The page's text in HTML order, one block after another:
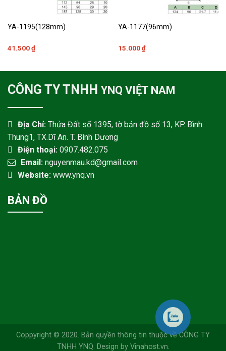
YA-1195(128mm)
41.500₫
YA-1177(96mm)
15.000₫
CÔNG TY TNHH YNQ VIỆT NAM
Địa Chỉ: Thửa Đất số 1395, tờ bản đồ số 13, KP. Bình
Thung1, TX.Dĩ An. T. Bình Dương
Điện thoại: 0907.482.075
Email: nguyenmau.kd@gmail.com
Website: www.ynq.vn
BẢN ĐỒ
Coppyright © 2020. Bản quyền thông tin thuộc về CÔNG TY
TNHH YNQ. Design by Vinahost.vn.